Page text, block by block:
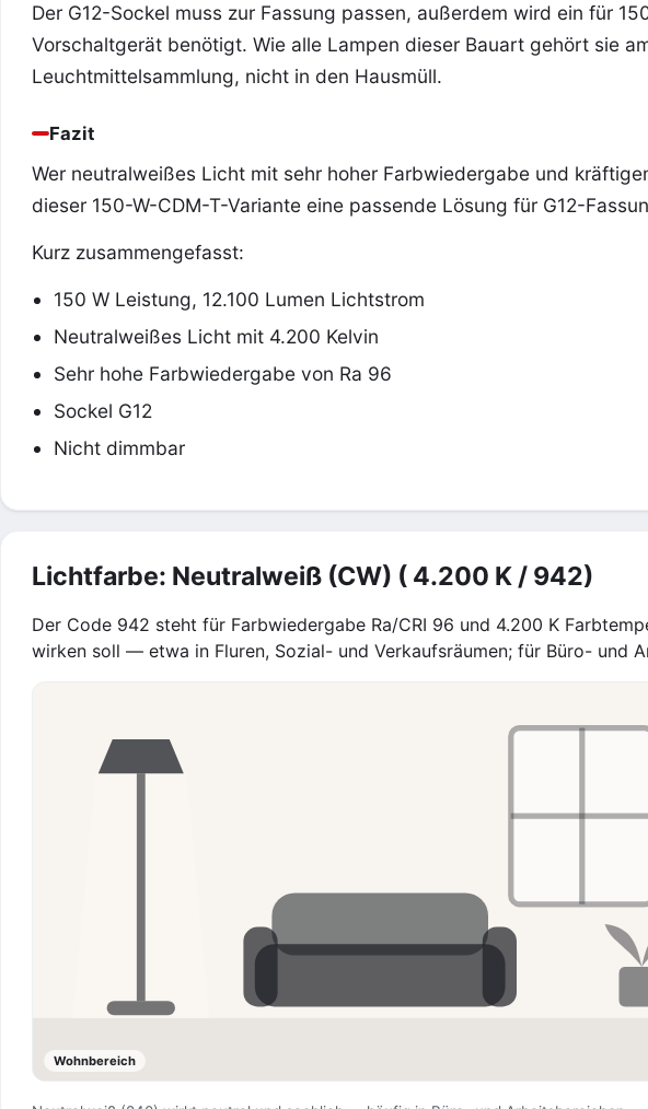
Der G12-Sockel muss zur Fassung passen, außerdem wird ein für
Vorschaltgerät benötigt. Wie alle Lampen dieser Bauart gehört sie
Leuchtmittelsammlung, nicht in den Hausmüll.
Fazit
Wer neutralweißes Licht mit sehr hoher Farbwiedergabe und
dieser 150-W-CDM-T-Variante eine passende Lösung für G12-
Kurz zusammengefasst:
150 W Leistung, 12.100 Lumen Lichtstrom
Neutralweißes Licht mit 4.200 Kelvin
Sehr hohe Farbwiedergabe von Ra 96
Sockel G12
Nicht dimmbar
Lichtfarbe: Neutralweiß (CW) ( 4.200 K / 942)
Der Code 942 steht für Farbwiedergabe Ra/CRI 96 und 4.200 K
wirken soll — etwa in Fluren, Sozial- und Verkaufsräumen; für Büro- und
Wohnbereich